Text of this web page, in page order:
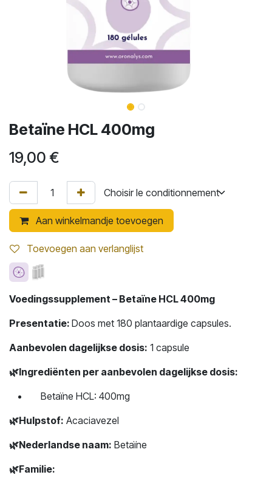
Betaïne HCL 400mg
19,00 €
Aan winkelmandje toevoegen
Toevoegen aan verlanglijst
Voedingssupplement – Betaïne HCL 400mg
Presentatie: Doos met 180 plantaardige capsules.
Aanbevolen dagelijkse dosis: 1 capsule
🌿Ingrediënten per aanbevolen dagelijkse dosis:
Betaïne HCL: 400mg
🌿Hulpstof: Acaciavezel
🌿Nederlandse naam: Betaïne
🌿Familie: